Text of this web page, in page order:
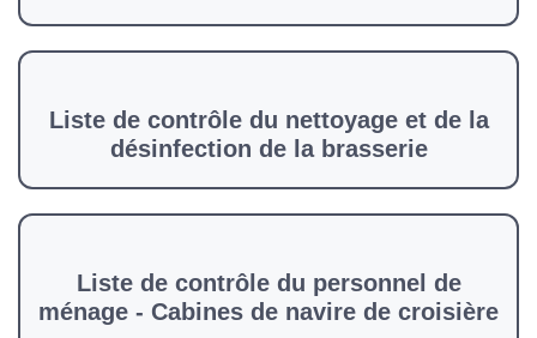
Liste de contrôle du nettoyage et de la
désinfection de la brasserie
Liste de contrôle du personnel de
ménage - Cabines de navire de croisière